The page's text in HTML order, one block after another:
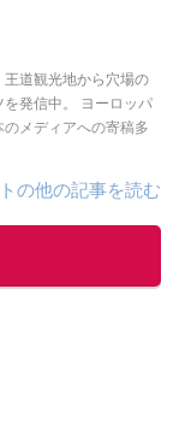
王道観光地から穴場の
発信中。 ヨーロッパ
メディアへの寄稿多
の他の記事を読む